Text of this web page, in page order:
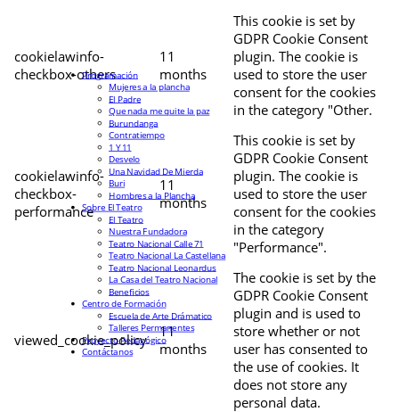
cookielawinfo-
checkbox-others
11
months
This cookie is set by
GDPR Cookie Consent
plugin. The cookie is
used to store the user
consent for the cookies
in the category "Other.
cookielawinfo-
checkbox-
performance
11
months
This cookie is set by
GDPR Cookie Consent
plugin. The cookie is
used to store the user
consent for the cookies
in the category
"Performance".
viewed_cookie_policy
11
months
The cookie is set by the
GDPR Cookie Consent
plugin and is used to
store whether or not
user has consented to
the use of cookies. It
does not store any
personal data.
Programación
Mujeres a la plancha
El Padre
Que nada me quite la paz
Burundanga
Contratiempo
1 Y 11
Desvelo
Una Navidad De Mierda
Buri
Hombres a la Plancha
Sobre El Teatro
El Teatro
Nuestra Fundadora
Teatro Nacional Calle 71
Teatro Nacional La Castellana
Teatro Nacional Leonardus
La Casa del Teatro Nacional
Beneficios
Centro de Formación
Escuela de Arte Drámatico
Talleres Permanentes
Proyecto Pedagógico
Contáctanos